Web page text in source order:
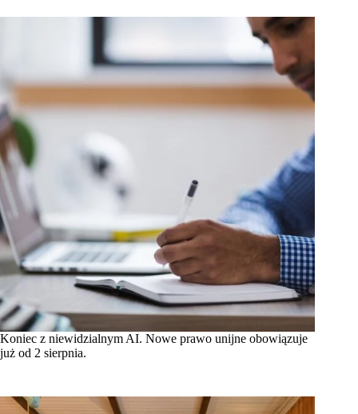
Koniec z niewidzialnym AI. Nowe prawo unijne obowiązuje
już od 2 sierpnia.